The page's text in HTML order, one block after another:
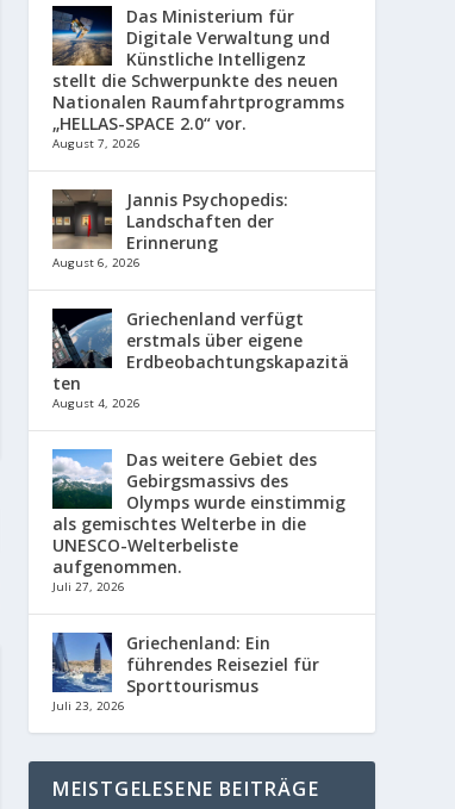
Das Ministerium für
Digitale Verwaltung und
Künstliche Intelligenz
stellt die Schwerpunkte des neuen
Nationalen Raumfahrtprogramms
„HELLAS-SPACE 2.0“ vor.
August 7, 2026
Jannis Psychopedis:
Landschaften der
Erinnerung
August 6, 2026
Griechenland verfügt
erstmals über eigene
Erdbeobachtungskapazitä
ten
August 4, 2026
Das weitere Gebiet des
Gebirgsmassivs des
Olymps wurde einstimmig
als gemischtes Welterbe in die
UNESCO-Welterbeliste
aufgenommen.
Juli 27, 2026
Griechenland: Ein
führendes Reiseziel für
Sporttourismus
Juli 23, 2026
MEISTGELESENE BEITRÄGE